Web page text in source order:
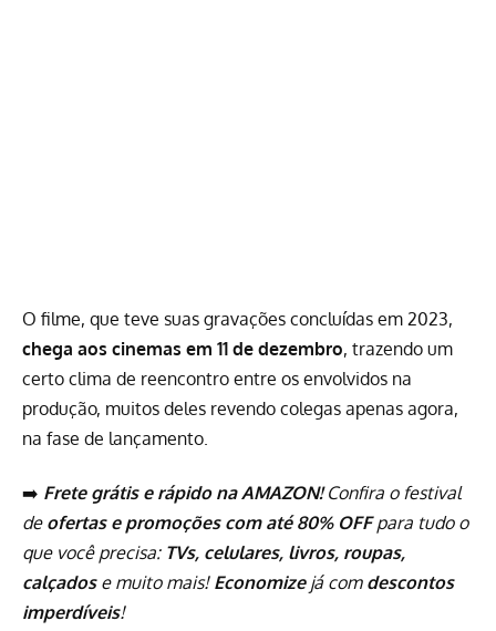
O filme, que teve suas gravações concluídas em 2023,
chega aos cinemas em 11 de dezembro, trazendo um
certo clima de reencontro entre os envolvidos na
produção, muitos deles revendo colegas apenas agora,
na fase de lançamento.
➡️ Frete grátis e rápido na AMAZON!Confira o festival
de ofertas e promoções com até 80% OFFpara tudo o
que você precisa: TVs, celulares, livros, roupas,
calçadose muito mais! Economizejá com descontos
imperdíveis!